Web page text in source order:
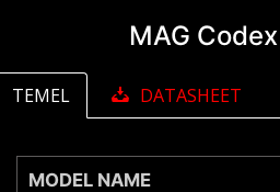
MAG
TEMEL DATASHEET
MODEL NAME